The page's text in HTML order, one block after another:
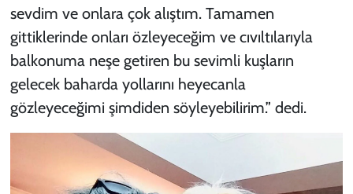
sevdim ve onlara çok alıştım. Tamamen
gittiklerinde onları özleyeceğim ve cıvıltılarıyla
balkonuma neşe getiren bu sevimli kuşların
gelecek baharda yollarını heyecanla
gözleyeceğimi şimdiden söyleyebilirim.” dedi.